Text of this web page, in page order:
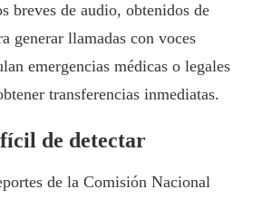
breves de audio, obtenidos de
generar llamadas con voces
emergencias médicas o legales
transferencias inmediatas.
de detectar
de la Comisión Nacional